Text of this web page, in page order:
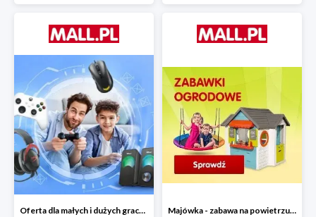
Oferta dla małych i dużych graczy w Mall.pl do -20% Majówka - zabawa na powietrzu do -35%